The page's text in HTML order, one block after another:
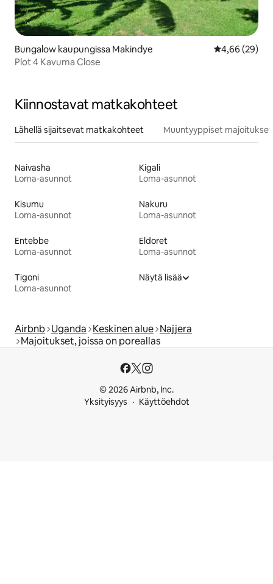
Bungalow kaupungissa Makindye
4,66 (29)
Plot 4 Kavuma Close
Kiinnostavat matkakohteet
Lähellä sijaitsevat matkakohteet Muuntyyppiset majoitukset
Naivasha
Loma-asunnot
Kigali
Loma-asunnot
Kisumu
Loma-asunnot
Nakuru
Loma-asunnot
Entebbe
Loma-asunnot
Eldoret
Loma-asunnot
Tigoni
Loma-asunnot
Näytä lisää
Airbnb Uganda Keskinen alue Najjera
Majoitukset, joissa on poreallas
© 2026 Airbnb, Inc.
Yksityisyys
Käyttöehdot